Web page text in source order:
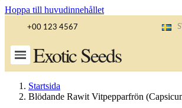
Hoppa till huvudinnehållet
+00 123 4567
Exotic Seeds
Startsida
Blödande Rawit Vitpepparfrön